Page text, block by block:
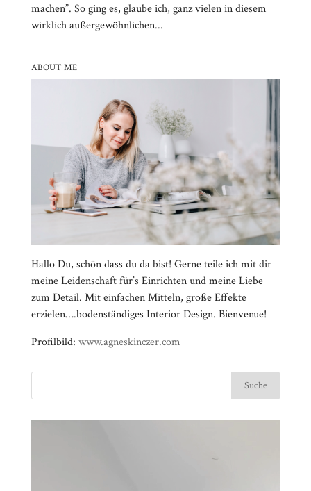
machen”. So ging es, glaube ich, ganz vielen in diesem
wirklich außergewöhnlichen...
ABOUT ME
Hallo Du, schön dass du da bist! Gerne teile ich mit dir
meine Leidenschaft für’s Einrichten und meine Liebe
zum Detail. Mit einfachen Mitteln, große Effekte
erzielen….bodenständiges Interior Design. Bienvenue!
Profilbild: www.agneskinczer.com